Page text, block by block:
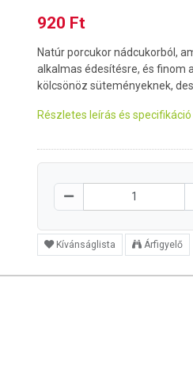
920 Ft
Natúr porcukor nádcukorból,
alkalmas édesítésre, és finom
kölcsönöz süteményeknek,
Részletes leírás és specifikáció
Kívánságlista Árfigyelő